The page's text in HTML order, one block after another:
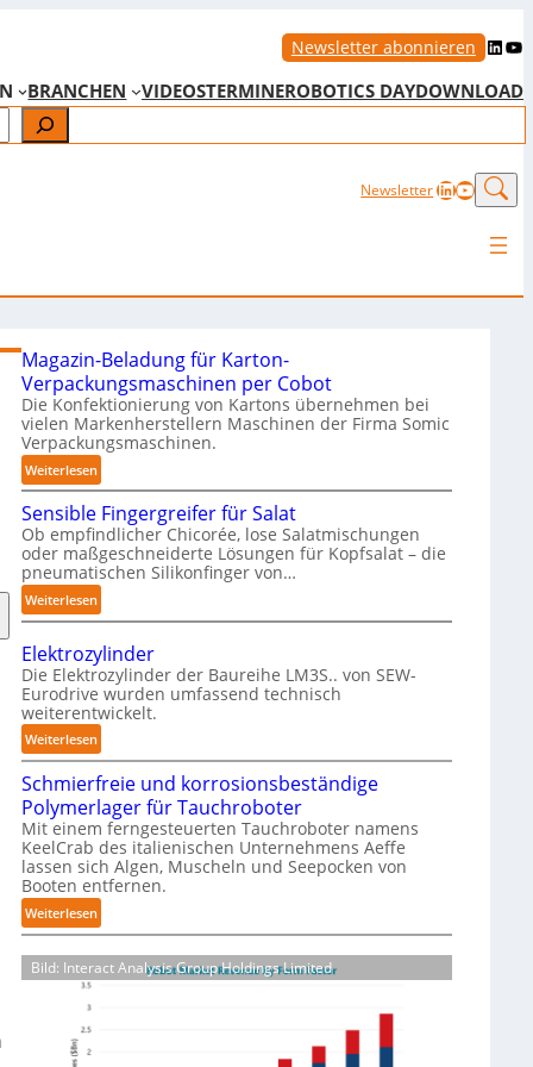
Newsletter abonnieren LinkedIn YouTube
BRANCHEN VIDEOSTERMINEROBOTICS DAYDOWNLOAD
NewsletterLinkedIn
Magazin-Beladung für Karton-
Verpackungsmaschinen per Cobot
Die Konfektionierung von Kartons übernehmen bei
vielen Markenherstellern Maschinen der Firma Somic
Verpackungsmaschinen.
Weiterlesen:
M
a
g
a
z
i
n
-
B
e
l
a
d
u
n
g
f
ü
r
K
r
Sensible Fingergreifer für Salat
Ob empfindlicher Chicorée, lose Salatmischungen
oder maßgeschneiderte Lösungen für Kopfsalat – die
pneumatischen Silikonfinger von…
Weiterlesen:
S
n
s
i
b
l
e
F
i
n
g
e
r
g
r
e
Elektrozylinder
Die Elektrozylinder der Baureihe LM3S.. von SEW-
Eurodrive wurden umfassend technisch
weiterentwickelt.
Weiterlesen:
E
l
e
k
t
r
o
z
y
l
Schmierfreie und korrosionsbeständige
Polymerlager für Tauchroboter
Mit einem ferngesteuerten Tauchroboter namens
KeelCrab des italienischen Unternehmens Aeffe
lassen sich Algen, Muscheln und Seepocken von
Booten entfernen.
Weiterlesen:
S
c
h
Bild: Interact Analysis Group Holdings Limited